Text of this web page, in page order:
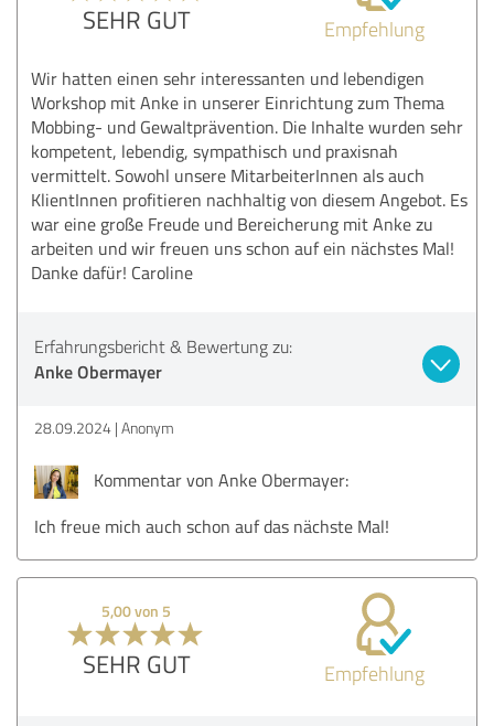
SEHR GUT Empfehlung
Wir hatten einen sehr interessanten und lebendigen
Workshop mit Anke in unserer Einrichtung zum Thema
Mobbing- und Gewaltprävention. Die Inhalte wurden sehr
kompetent, lebendig, sympathisch und praxisnah
vermittelt. Sowohl unsere MitarbeiterInnen als auch
KlientInnen profitieren nachhaltig von diesem Angebot. Es
war eine große Freude und Bereicherung mit Anke zu
arbeiten und wir freuen uns schon auf ein nächstes Mal!
Danke dafür! Caroline
Erfahrungsbericht & Bewertung zu:
Anke Obermayer
28.09.2024 Anonym
Kommentar von Anke Obermayer:
Ich freue mich auch schon auf das nächste Mal!
5,00 von 5
SEHR GUT Empfehlung